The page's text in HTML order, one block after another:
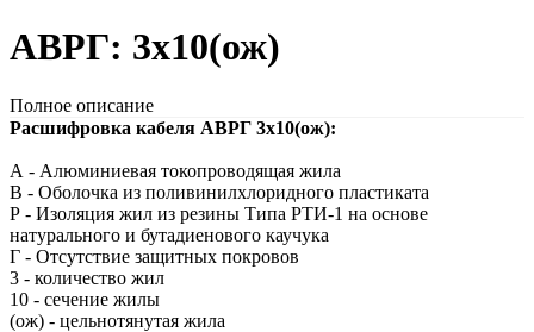
АВРГ: 3х10(ож)
Полное описание
Расшифровка кабеля АВРГ 3х10(ож):
А - Алюминиевая токопроводящая жила
В - Оболочка из поливинилхлоридного пластиката
Р - Изоляция жил из резины Типа РТИ-1 на основе
натурального и бутадиенового каучука
Г - Отсутствие защитных покровов
3 - количество жил
10 - сечение жилы
(ож) - цельнотянутая жила